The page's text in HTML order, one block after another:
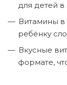
для детей в
Витамины в
ребёнку
Вкусные
формате,